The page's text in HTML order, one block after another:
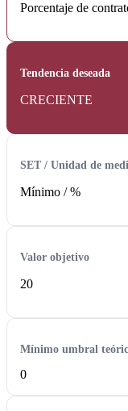
Porcentaje de
Tendencia deseada
CRECIENTE
SET / Unidad de
Mínimo /%
Valor objetivo
20
Mínimo umbral
0